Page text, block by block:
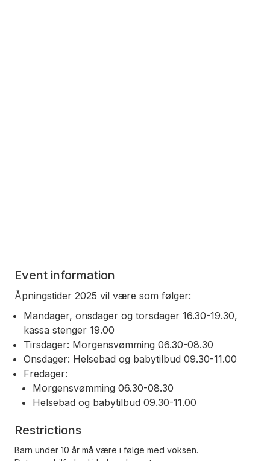
Event information
Åpningstider 2025 vil være som følger:
Mandager, onsdager og torsdager 16.30-19.30,
kassa stenger 19.00
Tirsdager: Morgensvømming 06.30-08.30
Onsdager: Helsebad og babytilbud 09.30-11.00
Fredager:
Morgensvømming 06.30-08.30
Helsebad og babytilbud 09.30-11.00
Restrictions
Barn under 10 år må være i følge med voksen.